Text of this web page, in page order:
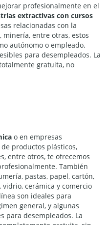
profesionalmente en el
extractivas con cursos
relacionadas con la
minería, entre otras, estos
autónomo o empleado.
para desempleados. La
gratuita, no
o en empresas
productos plásticos,
entre otros, te ofrecemos
También
pastas, papel, cartón,
cerámica y comercio
son ideales para
general, y algunas
para desempleados. La